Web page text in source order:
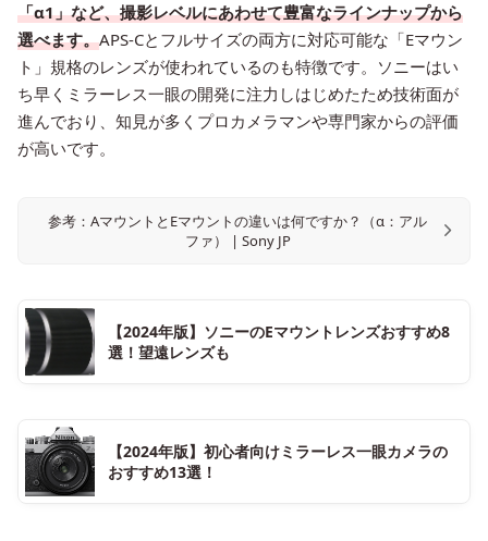
「α1」など、撮影レベルにあわせて豊富なラインナップから
選べます。APS-Cとフルサイズの両方に対応可能な「Eマウン
ト」規格のレンズが使われているのも特徴です。ソニーはい
ち早くミラーレス一眼の開発に注力しはじめたため技術面が
進んでおり、知見が多くプロカメラマンや専門家からの評価
が高いです。
参考：AマウントとEマウントの違いは何ですか？（α：アル
ファ） | Sony JP
【2024年版】ソニーのEマウントレンズおすすめ8
選！望遠レンズも
【2024年版】初心者向けミラーレス一眼カメラの
おすすめ13選！